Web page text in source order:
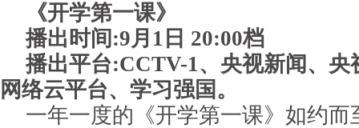
《开学第一课》
播出时间:9月1日 20:00档
播出平台:CCTV-1、央视新闻、央
网络云平台、学习强国。
一年一度的《开学第一课》如约而